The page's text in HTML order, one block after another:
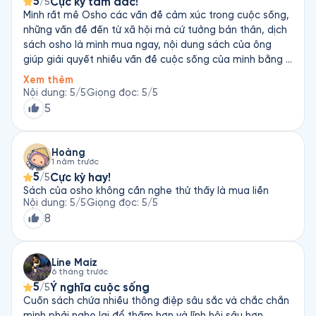
Mình rất mê Osho các vấn đề cảm xúc trong cuộc sống,
những vấn đề đến từ xã hội mà cứ tưởng bản thân, dịch
sách osho là mình mua ngay, nội dung sách của ông
giúp giải quyết nhiều vấn đề cuộc sống của mình bằng 1
cách rất mới lạ
Xem thêm
Nội dung: 5/5Giọng đọc: 5/5
5
Hoàng
1 năm trước
5/5Cực kỳ hay!
Sách của osho không cần nghe thử thấy là mua liền
Nội dung: 5/5Giọng đọc: 5/5
8
Line Maiz
6 tháng trước
5/5Ý nghĩa cuộc sống
Cuốn sách chứa nhiều thông điệp sâu sắc và chắc chắn